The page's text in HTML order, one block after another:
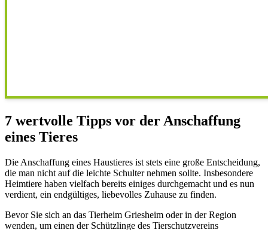
7 wertvolle Tipps vor der Anschaffung
eines Tieres
Die Anschaffung eines Haustieres ist stets eine große Entscheidung,
die man nicht auf die leichte Schulter nehmen sollte. Insbesondere
Heimtiere haben vielfach bereits einiges durchgemacht und es nun
verdient, ein endgültiges, liebevolles Zuhause zu finden.
Bevor Sie sich an das Tierheim Griesheim oder in der Region
wenden, um einen der Schützlinge des Tierschutzvereins